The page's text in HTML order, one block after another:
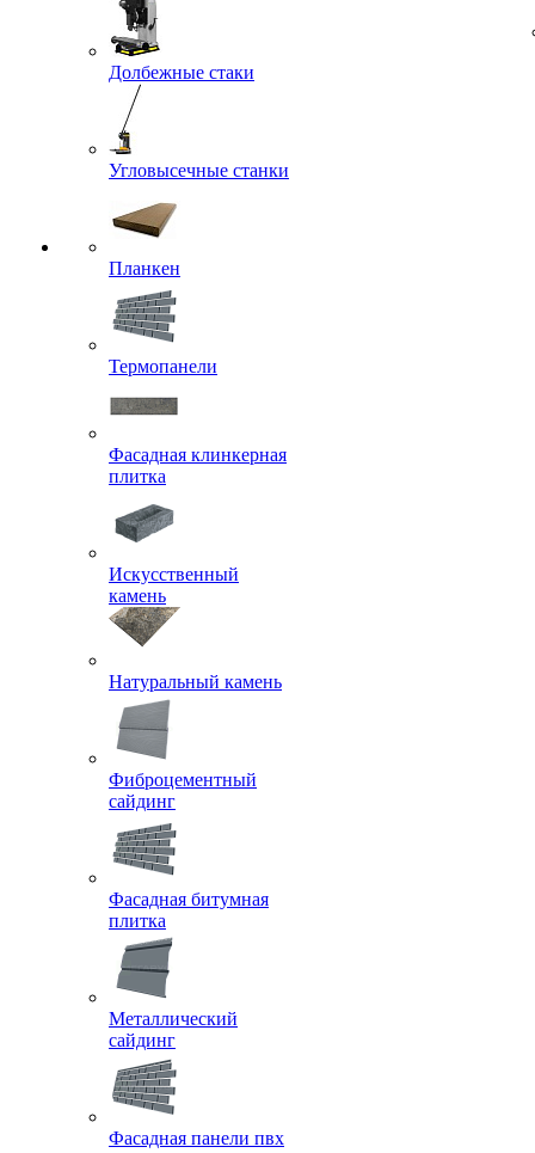
Долбежные стаки
Угловысечные станки
Планкен
Термопанели
Фасадная клинкерная
плитка
Искусственный
камень
Натуральный камень
Фиброцементный
сайдинг
Фасадная битумная
плитка
Металлический
сайдинг
Фасадная панели пвх